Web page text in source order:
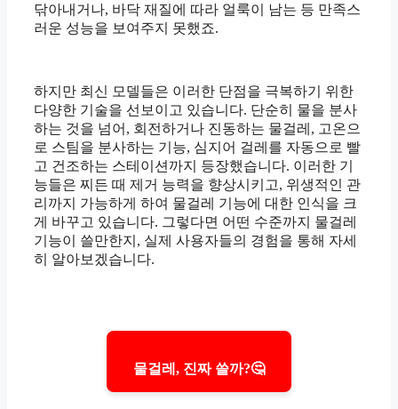
닦아내거나, 바닥 재질에 따라 얼룩이 남는 등 만족스
러운 성능을 보여주지 못했죠.
하지만 최신 모델들은 이러한 단점을 극복하기 위한
다양한 기술을 선보이고 있습니다. 단순히 물을 분사
하는 것을 넘어, 회전하거나 진동하는 물걸레, 고온으
로 스팀을 분사하는 기능, 심지어 걸레를 자동으로 빨
고 건조하는 스테이션까지 등장했습니다. 이러한 기
능들은 찌든 때 제거 능력을 향상시키고, 위생적인 관
리까지 가능하게 하여 물걸레 기능에 대한 인식을 크
게 바꾸고 있습니다. 그렇다면 어떤 수준까지 물걸레
기능이 쓸만한지, 실제 사용자들의 경험을 통해 자세
히 알아보겠습니다.
물걸레, 진짜 쓸까?🤔